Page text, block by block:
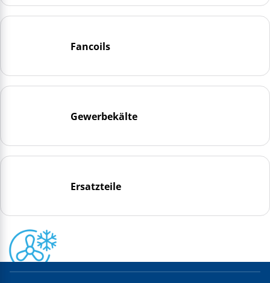
Fancoils
Gewerbekälte
Ersatzteile